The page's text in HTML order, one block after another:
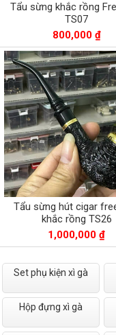
Tẩu sừng khắc rồng
TS07
800,000 ₫
Tẩu sừng hút cigar
khắc rồng TS26
1,000,000 ₫
Set phụ kiện xì gà
Hộp đựng xì gà